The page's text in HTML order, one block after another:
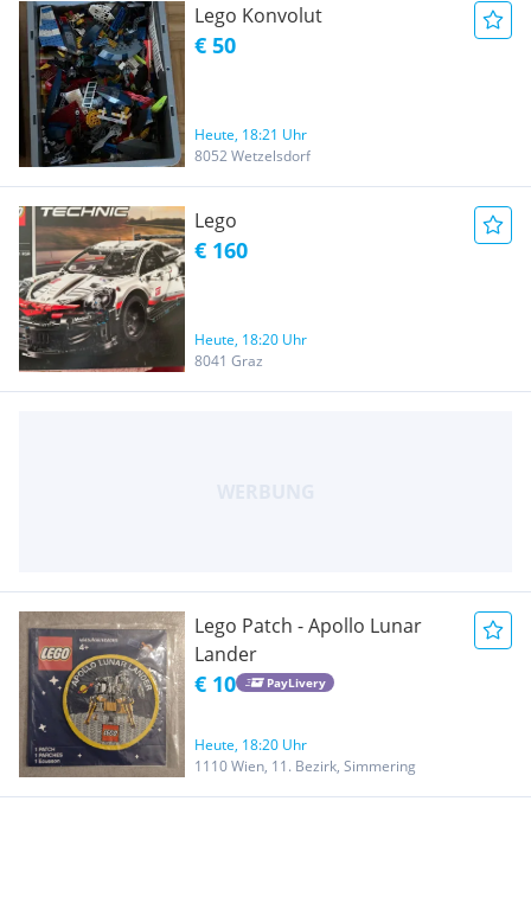
Lego Konvolut
€ 50
Heute, 18:21 Uhr
8052 Wetzelsdorf
Lego
€ 160
Heute, 18:20 Uhr
8041 Graz
Lego Patch - Apollo Lunar
Lander
€ 10 PayLivery
Heute, 18:20 Uhr
1110 Wien, 11. Bezirk, Simmering